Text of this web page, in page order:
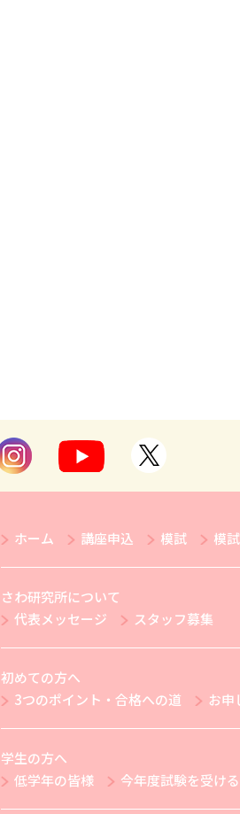
ホーム 講座申込 模試 模
さわ研究所について
代表メッセージ
スタッフ募集
初めての方へ
3つのポイント・合格への道
お申
学生の方へ
低学年の皆様
今年度試験を受け